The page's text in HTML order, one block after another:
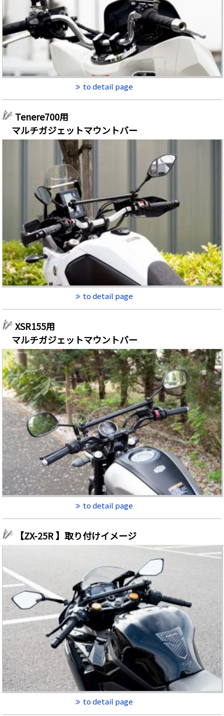
to detail page
Tenere700用
マルチガジェットマウントバー
to detail page
XSR155用
マルチガジェットマウントバー
to detail page
【ZX-25R 】取り付けイメージ
to detail page